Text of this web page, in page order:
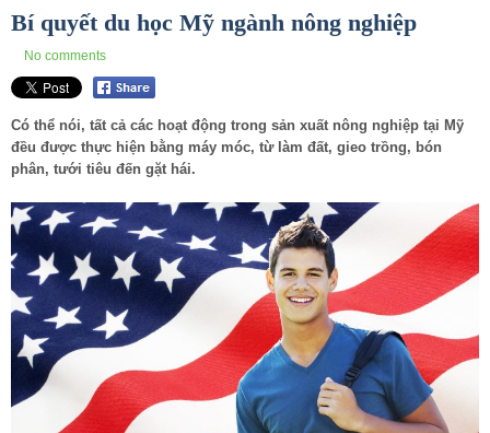
Bí quyết du học Mỹ ngành nông nghiệp
No comments
Có thể nói, tất cả các hoạt động trong sản xuất nông nghiệp tại Mỹ
đều được thực hiện bằng máy móc, từ làm đất, gieo trồng, bón
phân, tưới tiêu đến gặt hái.